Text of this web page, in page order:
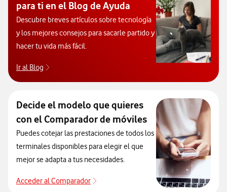
para ti en el Blog de Ayuda
Descubre breves artículos sobre tecnología
y los mejores consejos para sacarle partido y
hacer tu vida más fácil.
Ir al Blog
Decide el modelo que quieres
con el Comparador de móviles
Puedes cotejar las prestaciones de todos los
terminales disponibles para elegir el que
mejor se adapta a tus necesidades.
Acceder al Comparador
Acceder al Comparador